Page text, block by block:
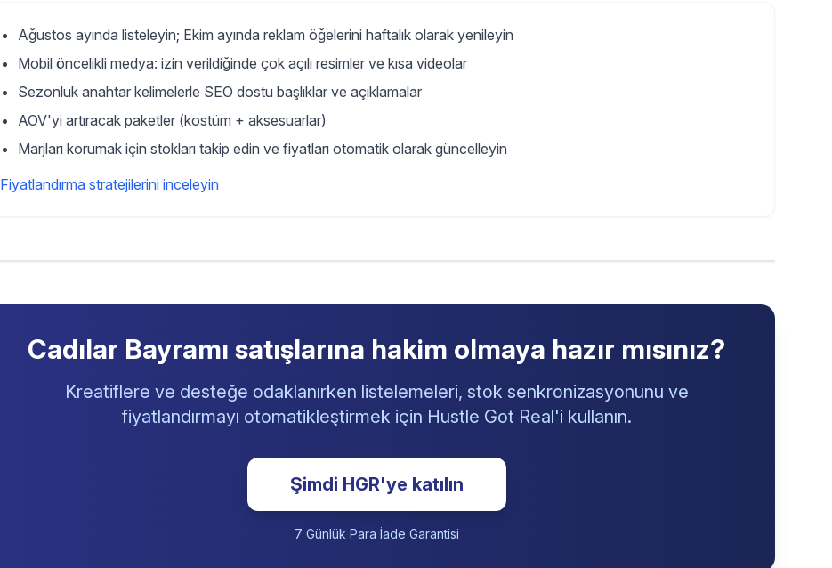
Ağustos ayında listeleyin; Ekim ayında reklam öğelerini haftalık olarak yenileyin
Mobil öncelikli medya: izin verildiğinde çok açılı resimler ve kısa videolar
Sezonluk anahtar kelimelerle SEO dostu başlıklar ve açıklamalar
AOV'yi artıracak paketler (kostüm + aksesuarlar)
Marjları korumak için stokları takip edin ve fiyatları otomatik olarak güncelleyin
Fiyatlandırma stratejilerini inceleyin